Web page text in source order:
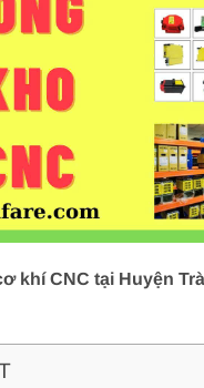
khí CNC tại Huyện